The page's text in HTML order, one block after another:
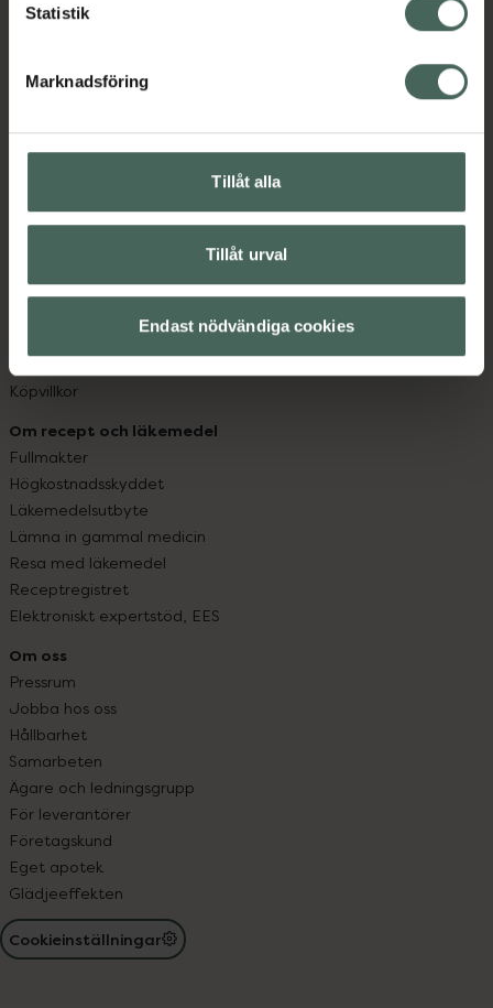
Statistik
Marknadsföring
Tillåt alla
Tillåt urval
Endast nödvändiga cookies
syd till Lappland i norr, och online i mobilen och på
hjälpa just dig att må lite bättre. Välkommen att prata
med oss.
Kundservice
Hitta apotek
Leverans, betalning och retur
Sajtens tillgänglighet
App
Köpvillkor
Om recept och läkemedel
Fullmakter
Högkostnadsskyddet
Läkemedelsutbyte
Lämna in gammal medicin
Resa med läkemedel
Receptregistret
Elektroniskt expertstöd, EES
Om oss
Pressrum
Jobba hos oss
Hållbarhet
Samarbeten
Ägare och ledningsgrupp
För leverantörer
Företagskund
Eget apotek
Glädjeeffekten
Cookieinställningar